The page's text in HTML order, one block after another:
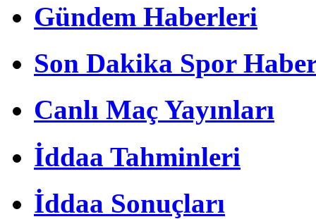
Gündem Haberleri
Son Dakika Spor
Canlı Maç Yayınları
İddaa Tahminleri
İddaa Sonuçları